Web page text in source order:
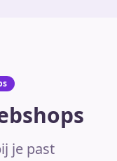
je past